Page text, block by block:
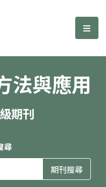
應用期刊 選
法與應用
期刊
尋